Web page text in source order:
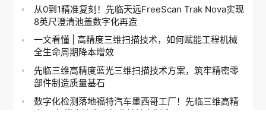
中 EN DE ES FR IT RU KO JA 工业 齿科
从0到1精准复刻！先临天远FreeScan Trak Nova实现
8英尺澄清池盖数字化再造
一文看懂 | 高精度三维扫描技术，如何赋能工程机械
全生命周期降本增效
先临三维高精度蓝光三维扫描技术方案，筑牢精密零
部件制造质量基石
数字化检测落地福特汽车墨西哥工厂！先临三维高精
度3D扫描守护发动机曲轴精密制造